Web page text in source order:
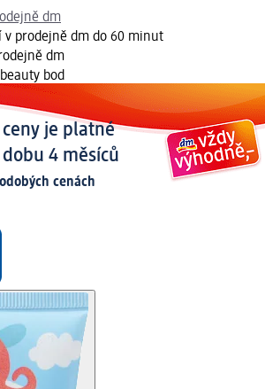
dm
v prodejně dm do 60 minut
dm
bod
je platné
4 měsíců
cenách